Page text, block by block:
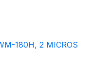
180H, 2 MICROS